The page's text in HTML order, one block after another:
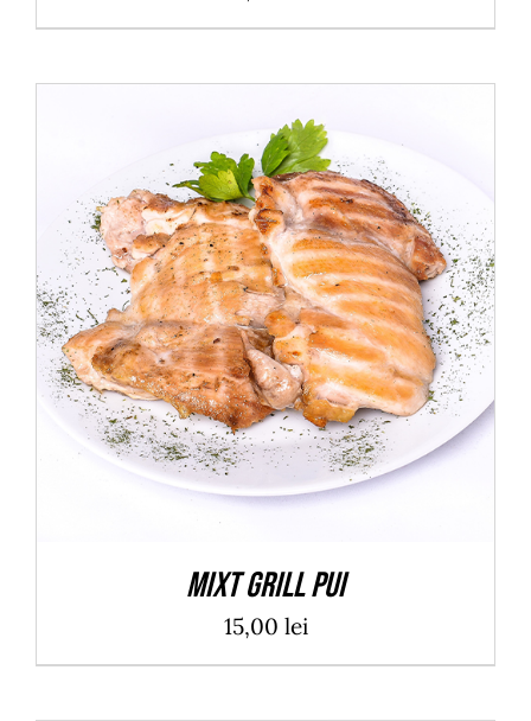
ADAUGĂ ÎN COȘ / DETALII
Mixt Grill Pui
15,00 lei